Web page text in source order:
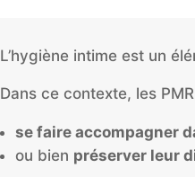
L’hygiène intime est un
Dans ce contexte, les
se faire accompagner
ou bien préserver leur